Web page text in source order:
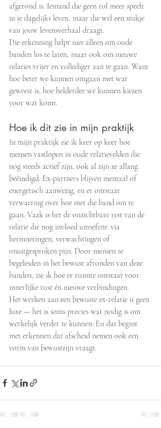
afgerond is. Iemand die geen rol meer speelt
in je dagelijks leven, maar die wel een stukje
van jouw levensverhaal draagt.
Die erkenning helpt niet alleen om oude
banden los te laten, maar ook om nieuwe
relaties vrijer en vollediger aan te gaan. Want
hoe beter we kunnen omgaan met wat
geweest is, hoe helderder we kunnen kiezen
voor wat komt.
Hoe ik dit zie in mijn praktijk
In mijn praktijk zie ik keer op keer hoe
mensen vastlopen in oude relatievelden die
nog steeds actief zijn, ook al zijn ze allang
beëindigd. Ex-partners blijven mentaal of
energetisch aanwezig, en er ontstaat
verwarring over hoe met die band om te
gaan. Vaak is het de onzichtbare rest van de
relatie die nog invloed uitoefent: via
herinneringen, verwachtingen of
onuitgesproken pijn. Door mensen te
begeleiden in het bewust afronden van deze
banden, zie ik hoe er ruimte ontstaat voor
innerlijke rust én nieuwe verbindingen.
Het werken aan een bewuste ex-relatie is geen
luxe — het is soms precies wat nodig is om
werkelijk verder te kunnen. En dat begint
met erkennen dat afscheid nemen ook een
vorm van bewustzijn vraagt.